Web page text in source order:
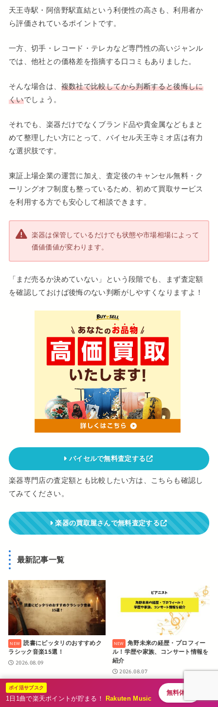
天王寺駅・阿倍野駅直結という利便性の高さも、利用者か
ら評価されているポイントです。
一方、切手・レコード・テレカなど専門性の高いジャンル
では、他社との価格差を指摘する口コミもありました。
そんな場合は、 複数社で比較してから判断すると後悔しに
くいでしょう。
それでも、楽器だけでなくブランド品や貴金属などもまと
めて整理したい方にとって、バイセル天王寺ミオ店は有力
な選択肢です。
東証上場企業の運営に加え、査定後のキャンセル無料・ク
ーリングオフ制度も整っているため、初めて買取サービス
を利用する方でも安心して相談できます。
楽器は保管しているだけでも状態や市場相場によって
価値価値が変わります。
「まだ売るか決めていない」という段階でも、まず査定額
を確認しておけば後悔のない判断がしやすくなりますよ！
バイセルで無料査定する
楽器専門店の査定額とも比較したい方は、こちらも確認し
てみてください。
楽器の買取屋さんで無料査定する
最新記事一覧
読書にピッタリのおすすめク
ラシック音楽15選！
2026.08.09
角野未来の経歴・プロフィー
ル！学歴や家族、コンサート情報を
紹介
2026.08.07
ポイ活サブスク
1日1曲で楽天ポイントが貯まる！ Rakuten Music
無料体験